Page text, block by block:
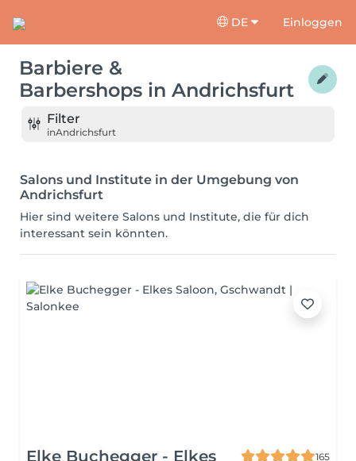
DE Einloggen
Barbiere &
Barbershops in Andrichsfurt
Filter
inAndrichsfurt
Salons und Institute in der Umgebung von
Andrichsfurt
Hier sind weitere Salons und Institute, die für dich
interessant sein könnten.
Elke Buchegger - Elkes
165